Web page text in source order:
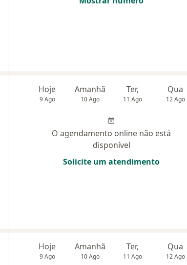
Hoje
9 Ago
Amanhã
10 Ago
Ter,
11 Ago
Qua
12 Ago
O agendamento online não está
disponível
Solicite um atendimento
Hoje
9 Ago
Amanhã
10 Ago
Ter,
11 Ago
Qua
12 Ago